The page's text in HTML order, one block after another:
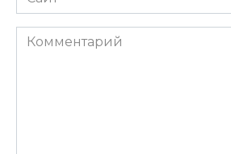
Комментарий